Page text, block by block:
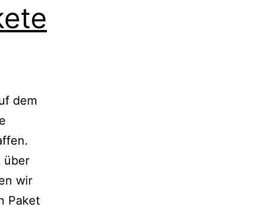
dem
über
wir
Paket